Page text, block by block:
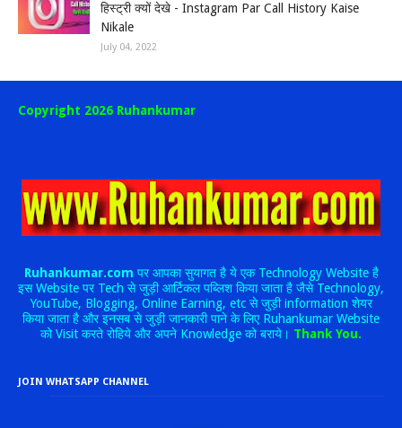
हिस्ट्री क्यों देखे - Instagram Par Call History Kaise
Nikale
July 04, 2022
Copyright 2026 Ruhankumar
Ruhankumar.com पर आपका सुयागत है ये एक Technology Website है
इस Website पर Tech से जुड़ी आर्टिकल पब्लिश किया जाता है जैसे Technology,
YouTube, Blogging, Online Earning, etc से जुड़ी information शेयर
किया जाता है और इनसब से जुड़ी जानकारी पाने के लिए Ruhankumar Website
को Visit करते रोहिये और अपने Knowledge को बराये। Thank You.
JOIN WHATSAPP CHANNEL